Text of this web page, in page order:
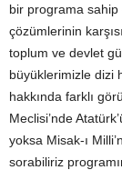
bir programa sahip
çözümlerinin
toplum ve devlet
büyüklerimizle dizi
hakkında farklı
Meclisi’nde
yoksa Misak-ı
sorabiliriz